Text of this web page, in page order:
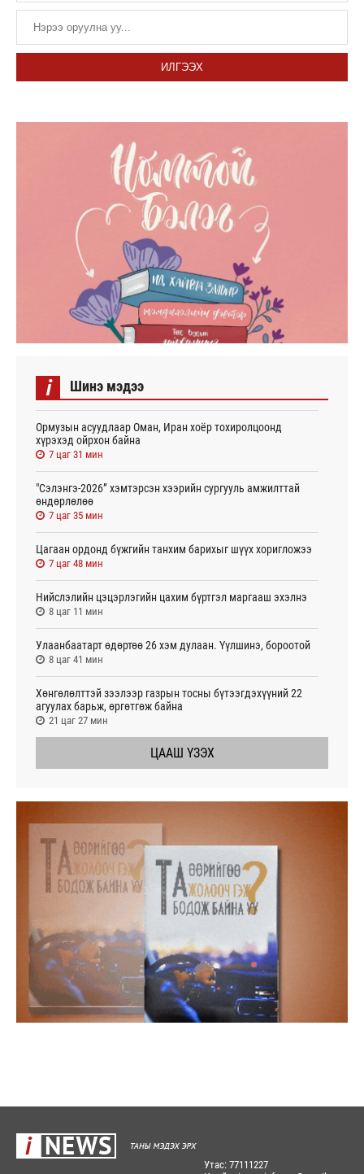
ИЛГЭЭХ
i Шинэ мэдээ
Ормузын асуудлаар Оман, Иран хоёр тохиролцоонд
хүрэхэд ойрхон байна
7 цаг 31 мин
"Сэлэнгэ-2026” хэмтэрсэн хээрийн сургууль амжилттай
өндөрлөлөө
7 цаг 35 мин
Цагаан ордонд бүжгийн танхим барихыг шүүх хоригложээ
7 цаг 48 мин
Нийслэлийн цэцэрлэгийн цахим бүртгэл маргааш эхэлнэ
8 цаг 11 мин
Улаанбаатарт өдөртөө 26 хэм дулаан. Үүлшинэ, бороотой
8 цаг 41 мин
Хөнгөлөлттэй зээлээр газрын тосны бүтээгдэхүүний 22
агуулах барьж, өргөтгөж байна
21 цаг 27 мин
ЦААШ ҮЗЭХ
Утас: 77111227